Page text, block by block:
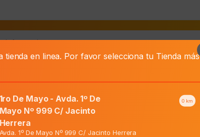
tienda en linea. Por favor selecciona tu Tienda más
1ro De Mayo - Avda. 1º De
Mayo Nº 999 C/ Jacinto
Herrera
0 km
Avda. 1º De Mayo Nº 999 C/ Jacinto Herrera